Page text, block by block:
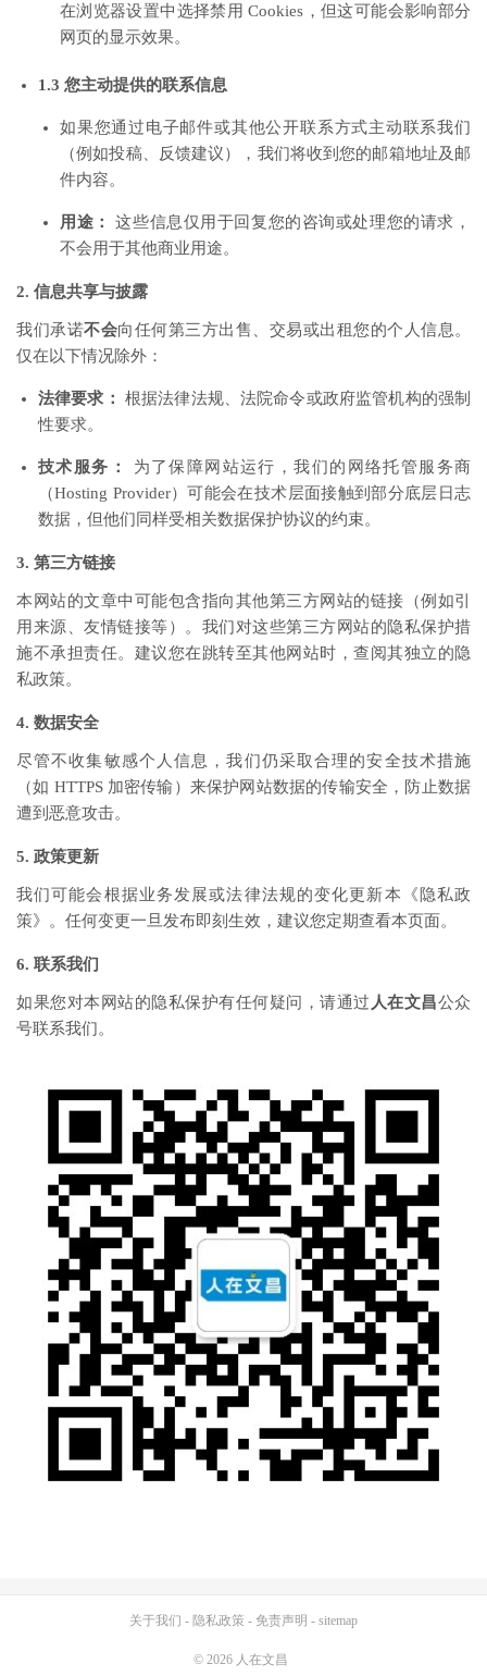
在浏览器设置中选择禁用 Cookies，但这可能会影响部分
网页的显示效果。
1.3 您主动提供的联系信息
如果您通过电子邮件或其他公开联系方式主动联系我们
（例如投稿、反馈建议），我们将收到您的邮箱地址及邮
件内容。
用途：
这些信息仅用于回复您的咨询或处理您的请求，
不会用于其他商业用途。
2. 信息共享与披露
我们承诺不会向任何第三方出售、交易或出租您的个人信息。
仅在以下情况除外：
法律要求：
根据法律法规、法院命令或政府监管机构的强制
性要求。
技术服务：
为了保障网站运行，我们的网络托管服务商
（Hosting Provider）可能会在技术层面接触到部分底层日志
数据，但他们同样受相关数据保护协议的约束。
3. 第三方链接
本网站的文章中可能包含指向其他第三方网站的链接（例如引
用来源、友情链接等）。我们对这些第三方网站的隐私保护措
施不承担责任。建议您在跳转至其他网站时，查阅其独立的隐
私政策。
4. 数据安全
尽管不收集敏感个人信息，我们仍采取合理的安全技术措施
（如 HTTPS 加密传输）来保护网站数据的传输安全，防止数据
遭到恶意攻击。
5. 政策更新
我们可能会根据业务发展或法律法规的变化更新本《隐私政
策》。任何变更一旦发布即刻生效，建议您定期查看本页面。
6. 联系我们
如果您对本网站的隐私保护有任何疑问，请通过 人在文昌公众
号联系我们。
关于我们 - 隐私政策 - 免责声明 - sitemap
© 2026 人在文昌